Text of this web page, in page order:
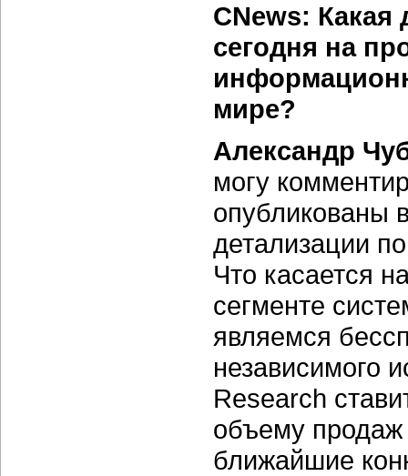
CNews:
сегодня на
мире?
Александр
могу
опубликованы
детализации
Что касается
сегменте
являемся
независимого
Research
объему
ближайшие